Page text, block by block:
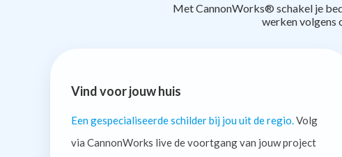
Met CannonWorks® schakel je
werken volgens
Vind voor jouw huis
Een gespecialiseerde schilder bij jou uit de regio. Volg
via CannonWorks live de voortgang van jouw project